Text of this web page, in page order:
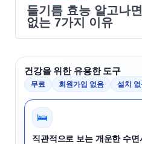
들기름 효능 알고나
없는 7가지 이유
건강을 위한 유용한 도구
무료 회원가입 없음 설치
🛌
직관적으로 보는 개운한 수면